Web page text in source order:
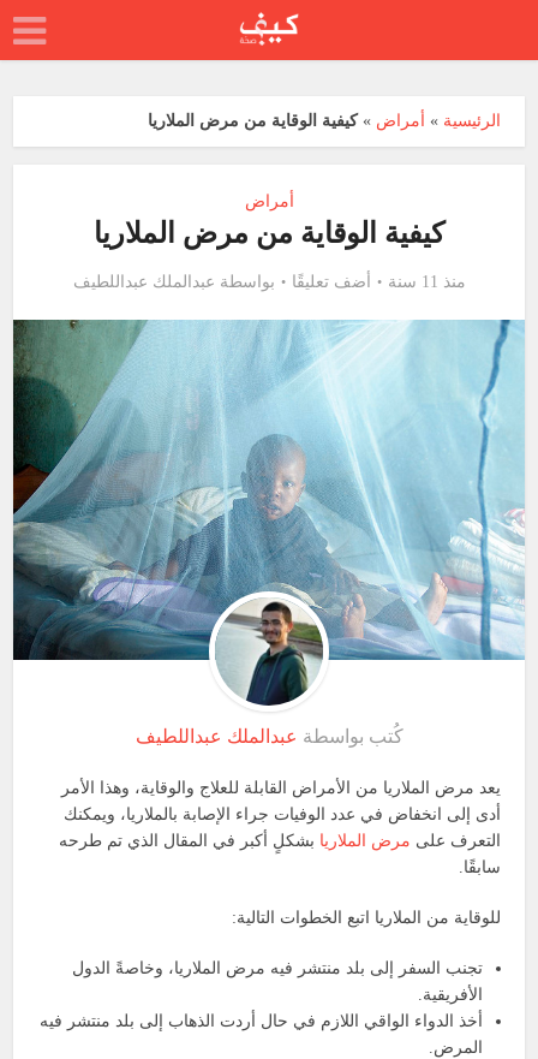
الرئيسية » أمراض »كيفية الوقاية من مرض الملاريا
أمراض
كيفية الوقاية من مرض الملاريا
منذ 11 سنة أضف تعليقًا بواسطة عبدالملك عبداللطيف
كُتب بواسطة عبدالملك عبداللطيف
يعد مرض الملاريا من الأمراض القابلة للعلاج والوقاية، وهذا الأمر
أدى إلى انخفاض في عدد الوفيات جراء الإصابة بالملاريا، ويمكنك
التعرف على مرض الملاريا بشكلٍ أكبر في المقال الذي تم طرحه
سابقًا.
للوقاية من الملاريا اتبع الخطوات التالية:
تجنب السفر إلى بلد منتشر فيه مرض الملاريا، وخاصةً الدول
الأفريقية.
أخذ الدواء الواقي اللازم في حال أردت الذهاب إلى بلد منتشر فيه
المرض.